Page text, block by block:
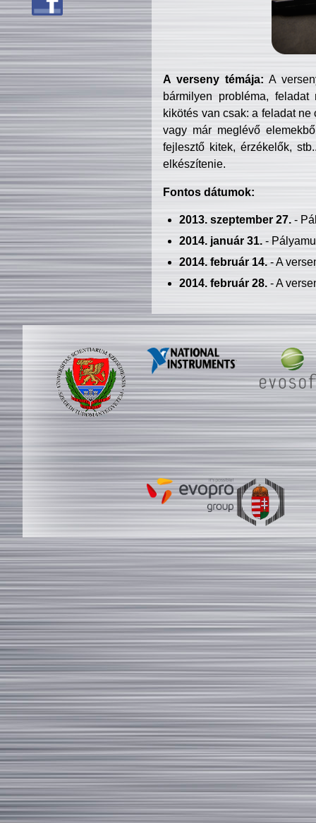
A verseny témája: A
bármilyen probléma, feladat
kikötés van csak: a feladat
vagy már meglévő
fejlesztő kitek, érzékelők,
elkészítenie.
Fontos dátumok:
2013. szeptember 27.-
2014. január 31.-
2014. február 14.- A
2014. február 28.- A